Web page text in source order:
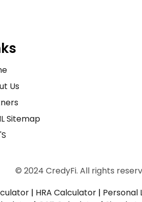
Us
Sitemap
© 2024 CredyFi. All rights
| HRA Calculator | Personal